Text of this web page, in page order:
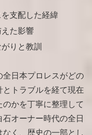
支配した経緯
た影響
りと教訓
全日本プロレスがどの
トラブルを経て現在
かを丁寧に整理して
オーナー時代の全日
く、歴史の一部とし